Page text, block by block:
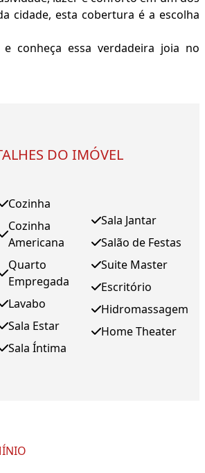
cidade, esta cobertura é a escolha
conheça essa verdadeira joia no
DO IMÓVEL
Cozinha
Cozinha
Americana
Quarto
Empregada
Lavabo
Sala Estar
Sala Íntima
Sala Jantar
Salão de Festas
Suite Master
Escritório
Hidromassagem
Home Theater